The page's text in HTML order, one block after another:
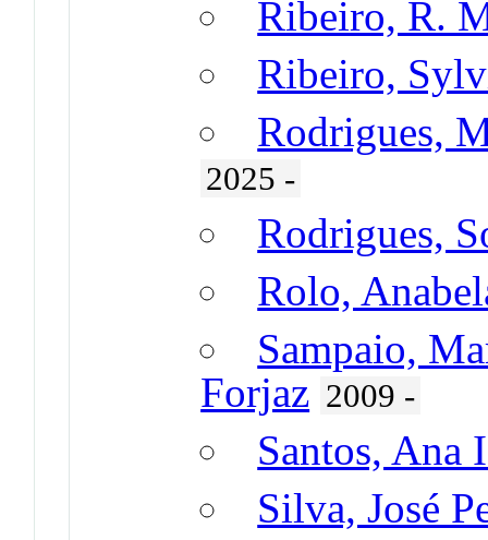
Ribeiro, R.
Ribeiro,
Rodrigues,
2025 -
Rodrigues,
Rolo,
Sampaio,
Forjaz 2009 -
Santos, Ana
Silva, José